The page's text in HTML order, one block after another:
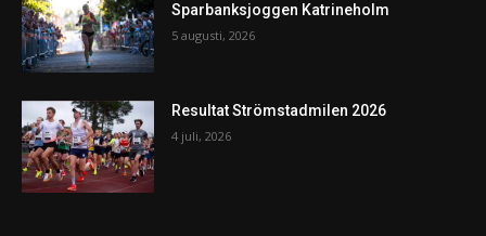
Sparbanksjoggen Katrineholm
5 augusti, 2026
Resultat Strömstadmilen 2026
4 juli, 2026